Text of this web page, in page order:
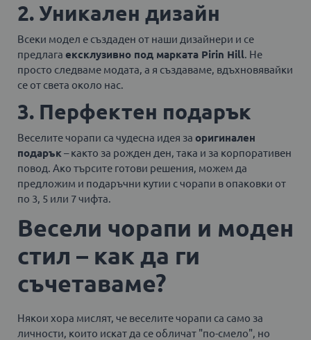
2. Уникален дизайн
Всеки модел е създаден от наши дизайнери и се
предлага ексклузивно под марката Pirin Hill. Не
просто следваме модата, а я създаваме, вдъхновявайки
се от света около нас.
3. Перфектен подарък
Веселите чорапи са чудесна идея за оригинален
подарък – както за рожден ден, така и за корпоративен
повод. Ако търсите готови решения, можем да
предложим и подаръчни кутии с чорапи в опаковки от
по 3, 5 или 7 чифта.
Весели чорапи и моден
стил – как да ги
съчетаваме?
Някои хора мислят, че веселите чорапи са само за
личности, които искат да се обличат "по-смело", но